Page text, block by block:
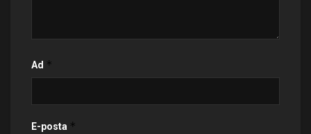
Ad *
E-posta *